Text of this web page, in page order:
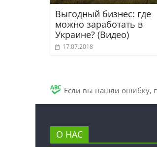
Выгодный бизнес: где
можно заработать в
Украине? (Видео)
17.07.2018
Если вы нашли ошибку,
О НАС